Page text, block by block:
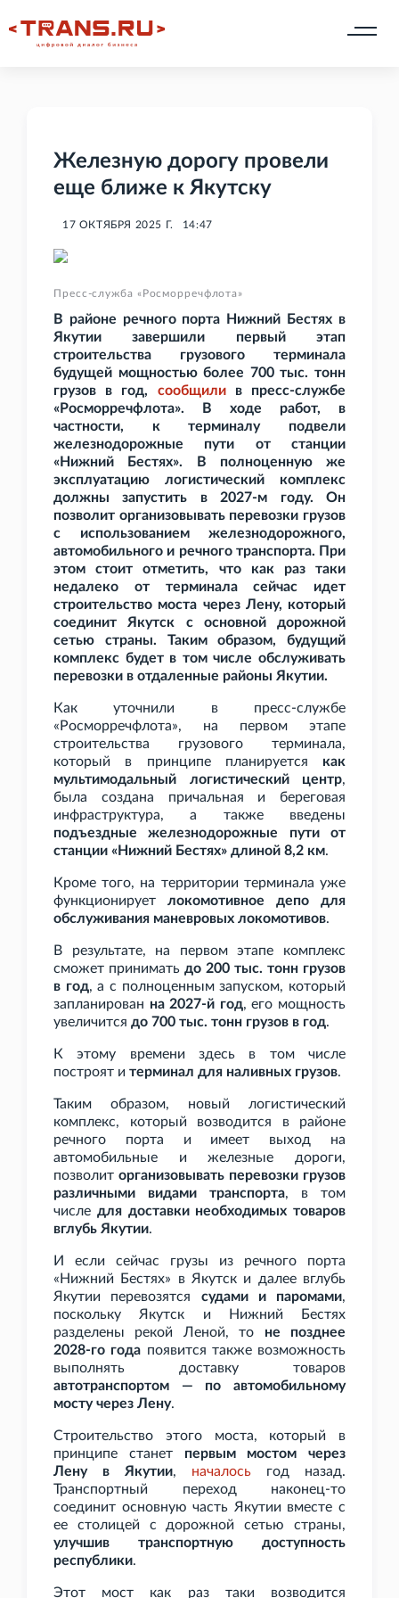
Железную дорогу провели
еще ближе к Якутску
17 ОКТЯБРЯ 2025 Г. 14:47
Пресс-служба «Росморречфлота»
В районе речного порта Нижний Бестях в
Якутии завершили первый этап
строительства грузового терминала
будущей мощностью более 700 тыс. тонн
грузов в год, сообщилив пресс-службе
«Росморречфлота». В ходе работ, в
частности, к терминалу подвели
железнодорожные пути от станции
«Нижний Бестях». В полноценную же
эксплуатацию логистический комплекс
должны запустить в 2027-м году. Он
позволит организовывать перевозки грузов
с использованием железнодорожного,
автомобильного и речного транспорта. При
этом стоит отметить, что как раз таки
недалеко от терминала сейчас идет
строительство моста через Лену, который
соединит Якутск с основной дорожной
сетью страны. Таким образом, будущий
комплекс будет в том числе обслуживать
перевозки в отдаленные районы Якутии.
Как уточнили в пресс-службе
«Росморречфлота», на первом этапе
строительства грузового терминала,
который в принципе планируется как
мультимодальный логистический центр,
была создана причальная и береговая
инфраструктура, а также введены
подъездные железнодорожные пути от
станции «Нижний Бестях» длиной 8,2 км.
Кроме того, на территории терминала уже
функционирует локомотивное депо для
обслуживания маневровых локомотивов.
В результате, на первом этапе комплекс
сможет принимать до 200 тыс. тонн грузов
в год, а с полноценным запуском, который
запланирован на 2027-й год, его мощность
увеличится до 700 тыс. тонн грузов в год.
К этому времени здесь в том числе
построят и терминал для наливных грузов.
Таким образом, новый логистический
комплекс, который возводится в районе
речного порта и имеет выход на
автомобильные и железные дороги,
позволит организовывать перевозки грузов
различными видами транспорта, в том
числе для доставки необходимых товаров
вглубь Якутии.
И если сейчас грузы из речного порта
«Нижний Бестях» в Якутск и далее вглубь
Якутии перевозятся судами и паромами,
поскольку Якутск и Нижний Бестях
разделены рекой Леной, то не позднее
2028-го года появится также возможность
выполнять доставку товаров
автотранспортом — по автомобильному
мосту через Лену.
Строительство этого моста, который в
принципе станет первым мостом через
Лену в Якутии, началось год назад.
Транспортный переход наконец-то
соединит основную часть Якутии вместе с
ее столицей с дорожной сетью страны,
улучшив транспортную доступность
республики.
Этот мост как раз таки возводится